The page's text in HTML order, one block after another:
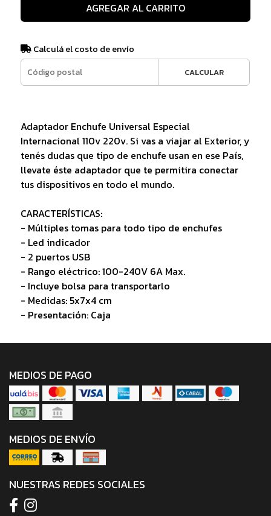
AGREGAR AL CARRITO
Calculá el costo de envío
CALCULAR
Adaptador Enchufe Universal Especial
Internacional 110v 220v. Si vas a viajar al Exterior, y
tenés dudas que tipo de enchufe usan en ese País,
llevate éste adaptador que te permitira conectar
tus dispositivos en todo el mundo.
CARACTERÍSTICAS:
- Múltiples tomas para todo tipo de enchufes
- Led indicador
- 2 puertos USB
- Rango eléctrico: 100-240V 6A Max.
- Incluye bolsa para transportarlo
- Medidas: 5x7x4 cm
- Presentación: Caja
MEDIOS DE PAGO
MEDIOS DE ENVÍO
NUESTRAS REDES SOCIALES